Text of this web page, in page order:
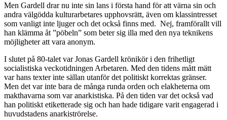
Men Gardell drar nu inte sin lans i första hand för att värna sin och
andra välgödda kulturarbetares upphovsrätt, även om klassintresset
som vanligt inte ljuger och det också finns med. Nej, framförallt vill
han klämma åt ”pöbeln” som beter sig illa med den nya teknikens
möjligheter att vara anonym.
I slutet på 80-talet var Jonas Gardell krönikör i den frihetligt
socialistiska veckotidningen Arbetaren. Med den tidens mått mätt
var hans texter inte sällan utanför det politiskt korrektas gränser.
Men det var inte bara de många runda orden och elakheterna om
makthavarna som var anarkistiska. På den tiden var det också vad
han politiskt etiketterade sig och han hade tidigare varit engagerad i
huvudstadens anarkiströrelse.